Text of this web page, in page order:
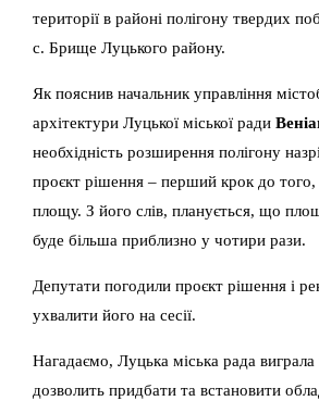
території в районі полігону твердих
с. Брище Луцького району.
Як пояснив начальник управління
архітектури Луцької міської ради
необхідність розширення полігону
проєкт рішення – перший крок до
площу. З його слів, планується, що
буде більша приблизно у чотири рази.
Депутати погодили проєкт рішення і
ухвалити його на сесії.
Нагадаємо, Луцька міська рада виграла
дозволить придбати та встановити